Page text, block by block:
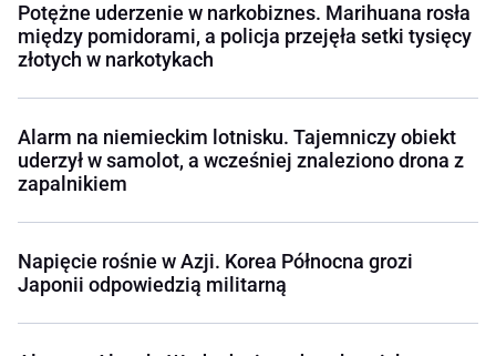
Potężne uderzenie w narkobiznes. Marihuana rosła
między pomidorami, a policja przejęła setki tysięcy
złotych w narkotykach
Alarm na niemieckim lotnisku. Tajemniczy obiekt
uderzył w samolot, a wcześniej znaleziono drona z
zapalnikiem
Napięcie rośnie w Azji. Korea Północna grozi
Japonii odpowiedzią militarną